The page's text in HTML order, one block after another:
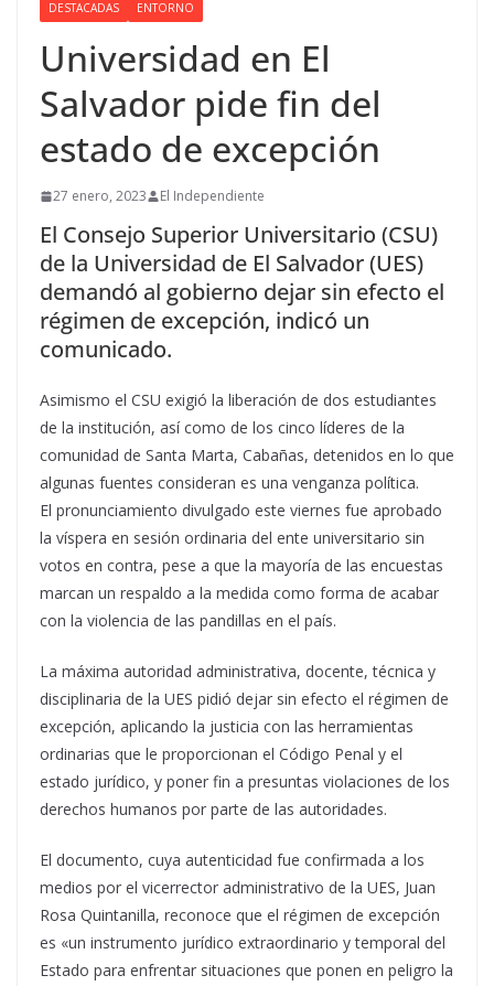
DESTACADAS ENTORNO
Universidad en El
Salvador pide fin del
estado de excepción
27 enero, 2023 El Independiente
El Consejo Superior Universitario (CSU)
de la Universidad de El Salvador (UES)
demandó al gobierno dejar sin efecto el
régimen de excepción, indicó un
comunicado.
Asimismo el CSU exigió la liberación de dos estudiantes
de la institución, así como de los cinco líderes de la
comunidad de Santa Marta, Cabañas, detenidos en lo que
algunas fuentes consideran es una venganza política.
El pronunciamiento divulgado este viernes fue aprobado
la víspera en sesión ordinaria del ente universitario sin
votos en contra, pese a que la mayoría de las encuestas
marcan un respaldo a la medida como forma de acabar
con la violencia de las pandillas en el país.
La máxima autoridad administrativa, docente, técnica y
disciplinaria de la UES pidió dejar sin efecto el régimen de
excepción, aplicando la justicia con las herramientas
ordinarias que le proporcionan el Código Penal y el
estado jurídico, y poner fin a presuntas violaciones de los
derechos humanos por parte de las autoridades.
El documento, cuya autenticidad fue confirmada a los
medios por el vicerrector administrativo de la UES, Juan
Rosa Quintanilla, reconoce que el régimen de excepción
es «un instrumento jurídico extraordinario y temporal del
Estado para enfrentar situaciones que ponen en peligro la